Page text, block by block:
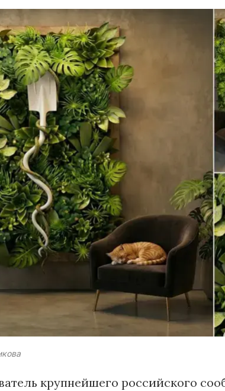
крупнейшего российского